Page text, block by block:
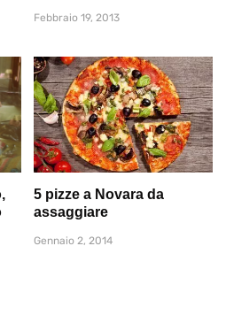
Febbraio 19, 2013
5 pizze a Novara da
assaggiare
Gennaio 2, 2014